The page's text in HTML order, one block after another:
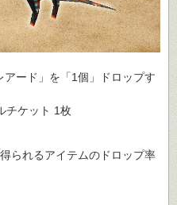
ード」を「1個」ドロップす
チケット 1枚
られるアイテムのドロップ率